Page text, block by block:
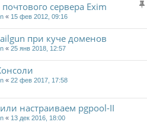
сервера Exim
« 15 фев 2012, 09:16
при куче доменов
« 25 янв 2018, 12:57
« 22 фев 2017, 17:58
настраиваем pgpool-II
« 13 дек 2016, 18:00